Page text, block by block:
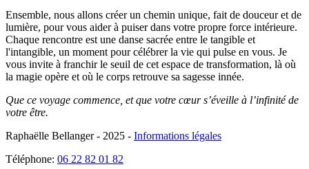
Ensemble, nous allons créer un chemin unique, fait de douceuret de
lumière, pour vous aider à puiser dans votre propre force intérieure.
Chaque rencontre est une danse sacrée entre le tangible et
l'intangible, un moment pour célébrer la vie qui pulse en vous. Je
vous invite à franchir le seuil de cet espace de transformation, là où
la magie opère et où le corps retrouve sa sagesse innée.
Que ce voyage commence, et que votre cœur s’éveille à l’infinité de
votre être.
Raphaëlle Bellanger - 2025 - Informations légales
Téléphone: 06 22 82 01 82